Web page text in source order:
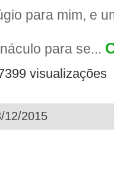
para mim, e
para se...
visualizações
12/2015